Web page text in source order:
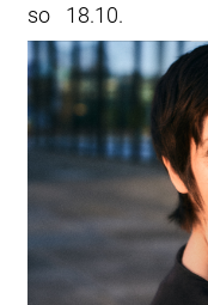
so 18.10.